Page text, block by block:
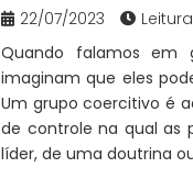
22/07/2023
Quando falamos em
imaginam que eles
Um grupo coercitivo é
de controle na qual as
líder, de uma doutrina